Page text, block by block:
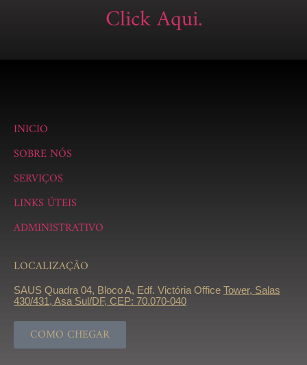
Click Aqui.
INICIO
SOBRE NÓS
SERVIÇOS
LINKS ÚTEIS
ADMINISTRATIVO
LOCALIZAÇÃO
SAUS Quadra 04, Bloco A, Edf. Victória Office Tower, Salas
430/431, Asa Sul/DF, CEP: 70.070-040
COMO CHEGAR